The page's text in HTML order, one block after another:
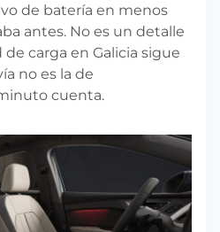
de batería en menos
antes. No es un detalle
carga en Galicia sigue
no es la de
cuenta.